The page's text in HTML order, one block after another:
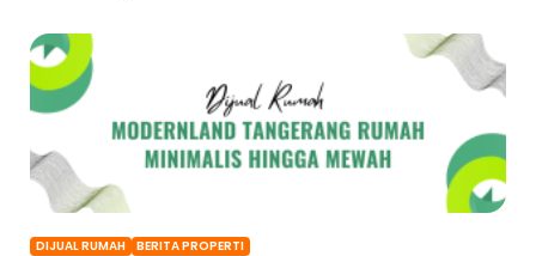
DIJUAL RUMAH BERITA PROPERTI